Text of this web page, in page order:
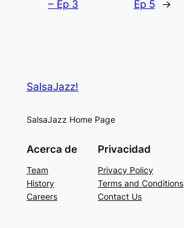
– Ep 3
Ep 5
→
SalsaJazz!
SalsaJazz Home Page
Acerca de
Team
History
Careers
Privacidad
Privacy Policy
Terms and Conditions
Contact Us